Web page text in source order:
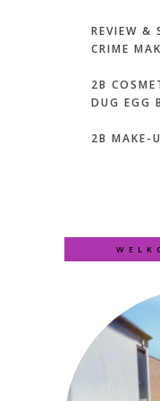
REVIEW &
CRIME
2B
DUG EGG
2B MAKE-